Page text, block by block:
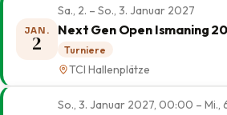
JAN.
2
Sa., 2. – So., 3. Januar 2027
Next Gen Open Ismaning
Turniere
TCI Hallenplätze
So., 3. Januar 2027, 00:00 – Mi.,